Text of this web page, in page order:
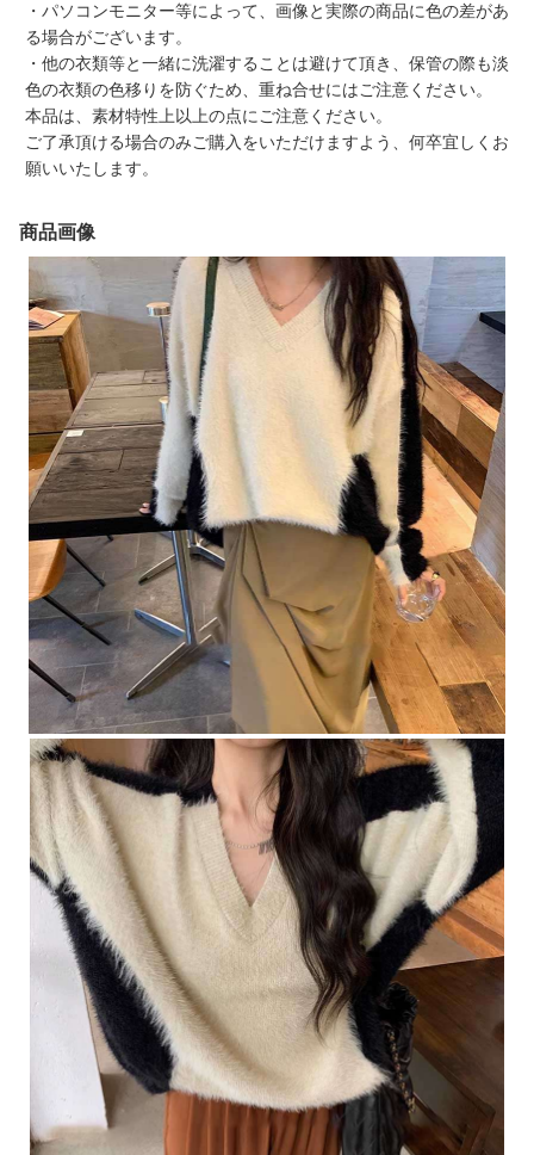
・パソコンモニター等によって、画像と実際の商品に色の差があ
る場合がございます。
・他の衣類等と一緒に洗濯することは避けて頂き、保管の際も淡
色の衣類の色移りを防ぐため、重ね合せにはご注意ください。
本品は、素材特性上以上の点にご注意ください。
ご了承頂ける場合のみご購入をいただけますよう、何卒宜しくお
願いいたします。
商品画像